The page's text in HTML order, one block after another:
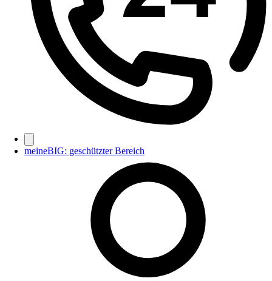
meineBIG: geschützter Bereich